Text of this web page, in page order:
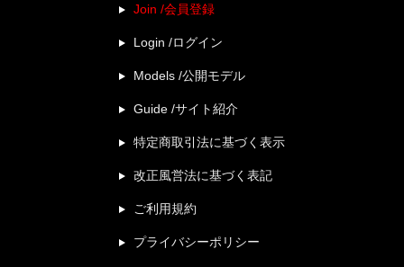
Join /会員登録
Login /ログイン
Models /公開モデル
Guide /サイト紹介
特定商取引法に基づく表示
改正風営法に基づく表記
ご利用規約
プライバシーポリシー